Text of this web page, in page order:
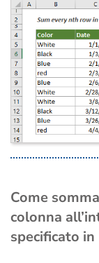
Come
colonna
specificato in